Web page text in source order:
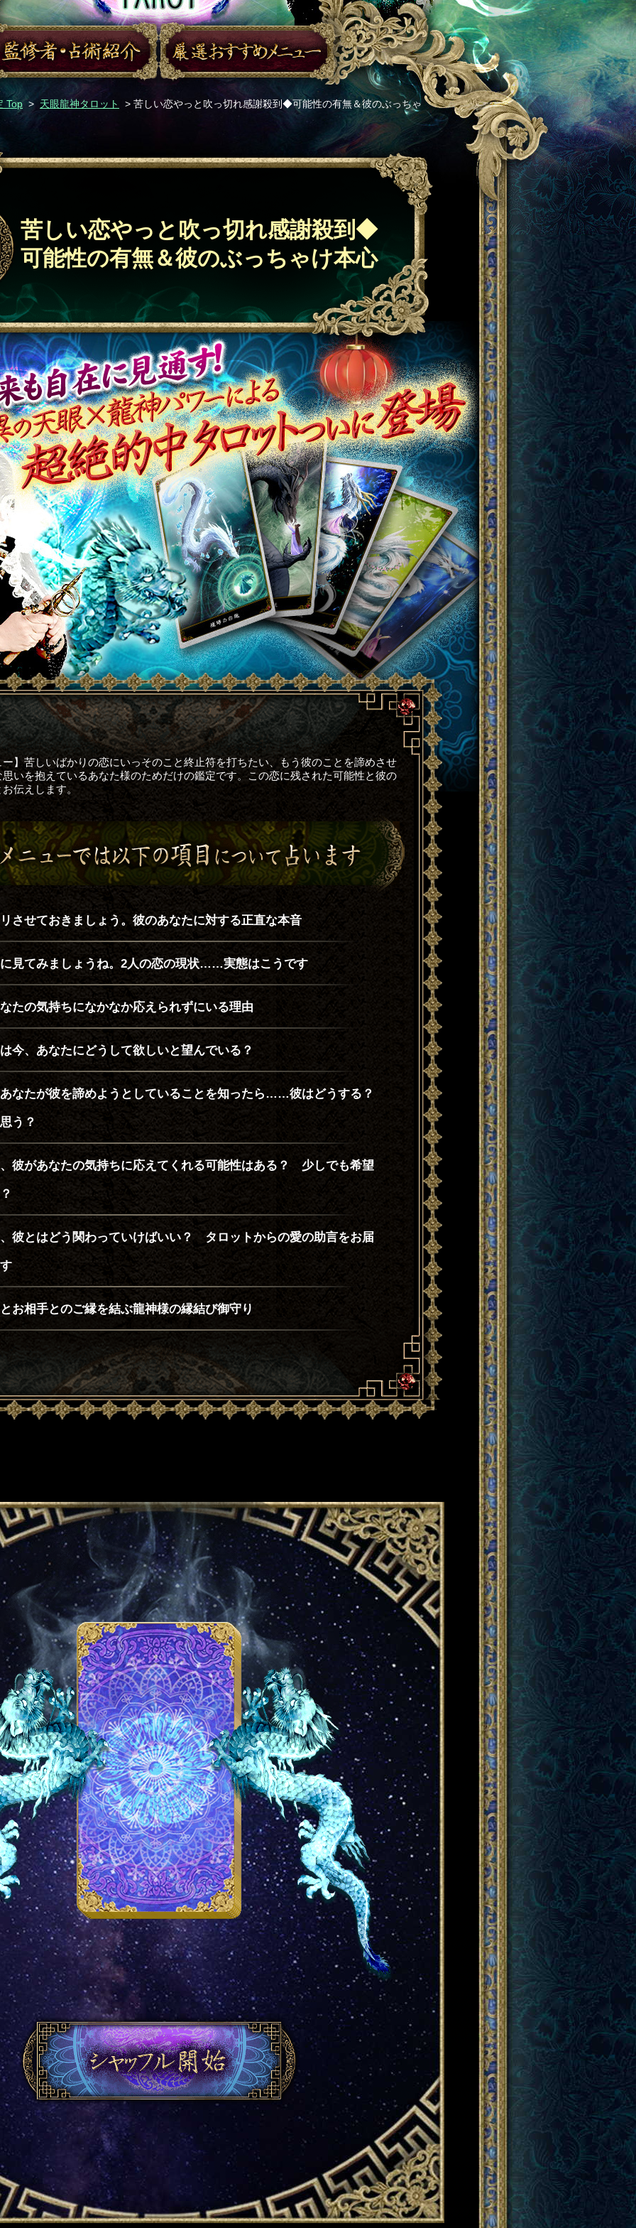
Top> 天眼龍神タロット > 苦しい恋やっと吹っ切れ感謝殺到◆可能性の有無＆彼のぶっちゃ
苦しい恋やっと吹っ切れ感謝殺到◆
可能性の有無＆彼のぶっちゃけ本心
】苦しいばかりの恋にいっそのこと終止符を打ちたい、もう彼のことを諦めさせ
いを抱えているあなた様のためだけの鑑定です。この恋に残された可能性と彼の
伝えします。
させておきましょう。彼のあなたに対する正直な本音
見てみましょうね。2人の恋の現状……実態はこうです
たの気持ちになかなか応えられずにいる理由
今、あなたにどうして欲しいと望んでいる？
なたが彼を諦めようとしていることを知ったら……彼はどうする？
う？
彼があなたの気持ちに応えてくれる可能性はある？ 少しでも希望
彼とはどう関わっていけばいい？ タロットからの愛の助言をお届
お相手とのご縁を結ぶ龍神様の縁結び御守り